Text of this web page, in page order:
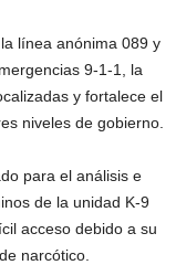
línea anónima 089 y
9-1-1, la
y fortalece el
niveles de gobierno.
para el análisis e
de la unidad K-9
acceso debido a su
narcótico.